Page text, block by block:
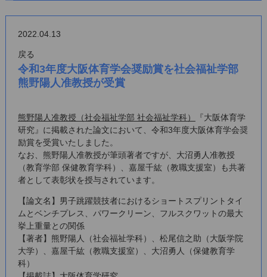
2022.04.13
戻る
令和3年度大阪体育学会奨励賞を社会福祉学部
熊野陽人准教授が受賞
熊野陽人准教授（社会福祉学部 社会福祉学科）
『大阪体育学
研究』に掲載された論文において、令和3年度大阪体育学会奨
励賞を受賞いたしました。
なお、熊野陽人准教授が筆頭著者ですが、大沼勇人准教授
（教育学部 保健教育学科）、嘉屋千紘（教職支援室）も共著
者として表彰状を授与されています。
【論文名】男子跳躍競技者におけるショートスプリントタイ
ムとベンチプレス、パワークリーン、フルスクワットの最大
挙上重量との関係
【著者】熊野陽人（社会福祉学科）、松尾信之助（大阪学院
大学）、嘉屋千紘（教職支援室）、大沼勇人（保健教育学
科）